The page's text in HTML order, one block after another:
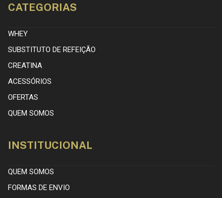
CATEGORIAS
WHEY
SUBSTITUTO DE REFEIÇÃO
CREATINA
ACESSÓRIOS
OFERTAS
QUEM SOMOS
INSTITUCIONAL
QUEM SOMOS
FORMAS DE ENVIO